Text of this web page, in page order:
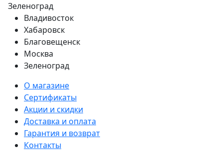
Зеленоград
Владивосток
Хабаровск
Благовещенск
Москва
Зеленоград
О магазине
Сертификаты
Акции и скидки
Доставка и оплата
Гарантия и возврат
Контакты